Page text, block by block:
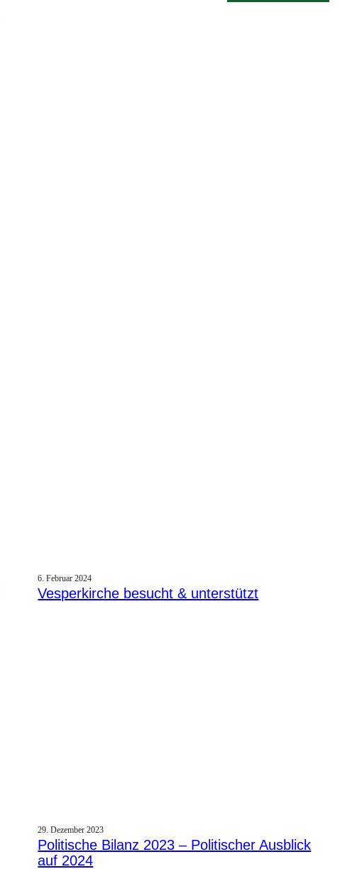
6. Februar 2024
Vesperkirche besucht & unterstützt
29. Dezember 2023
Politische Bilanz 2023 – Politischer Ausblick
auf 2024